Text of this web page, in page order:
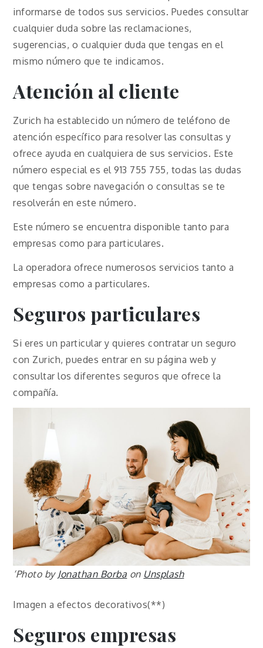
informarse de todos sus servicios. Puedes consultar
cualquier duda sobre las reclamaciones,
sugerencias, o cualquier duda que tengas en el
mismo número que te indicamos.
Atención al cliente
Zurich ha establecido un número de teléfono de
atención específico para resolver las consultas y
ofrece ayuda en cualquiera de sus servicios. Este
número especial es el 913 755 755, todas las dudas
que tengas sobre navegación o consultas se te
resolverán en este número.
Este número se encuentra disponible tanto para
empresas como para particulares.
La operadora ofrece numerosos servicios tanto a
empresas como a particulares.
Seguros particulares
Si eres un particular y quieres contratar un seguro
con Zurich, puedes entrar en su página web y
consultar los diferentes seguros que ofrece la
compañía.
‘Photo by Jonathan Borba on Unsplash
Imagen a efectos decorativos(**)
Seguros empresas